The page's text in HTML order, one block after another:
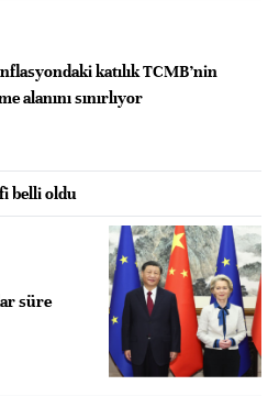
katılık TCMB’nin
alanını sınırlıyor
belli oldu
süre